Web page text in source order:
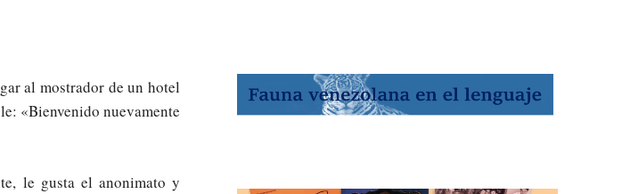
al mostrador de un hotel
«Bienvenido nuevamente
le gusta el anonimato y